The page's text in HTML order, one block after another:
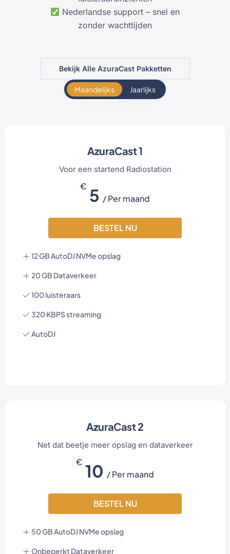
Nederlandse support – snel en
zonder wachttijden
Bekijk Alle AzuraCast Pakketten
Maandelijks Jaarlijks
AzuraCast 1
Voor een startend Radiostation
€ 5 / Per maand
BESTEL NU
12 GB AutoDJ NVMe opslag
20 GB Dataverkeer
100 luisteraars
320 KBPS streaming
AutoDJ
AzuraCast 2
Net dat beetje meer opslag en dataverkeer
€ 10 / Per maand
BESTEL NU
50 GB AutoDJ NVMe opslag
Onbeperkt Dataverkeer